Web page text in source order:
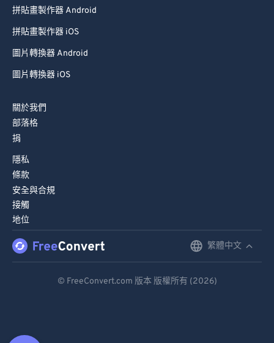
拼貼畫製作器 Android
拼貼畫製作器 iOS
圖片轉換器 Android
圖片轉換器 iOS
關於我們
部落格
捐
隱私
條款
安全與合規
接觸
地位
繁體中文
© FreeConvert.com 版本 版權所有 (2026)